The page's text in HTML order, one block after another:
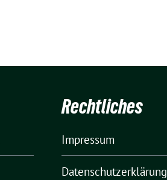
Rechtliches
Impressum
Datenschutzerklärung